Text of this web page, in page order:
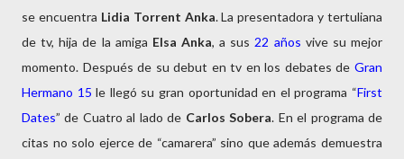
se encuentra Lidia Torrent Anka. La presentadora y tertuliana
de tv, hija de la amiga Elsa Anka, a sus 22 años vive su mejor
momento. Después de su debut en tv en los debates de Gran
Hermano 15 le llegó su gran oportunidad en el programa “First
Dates” de Cuatro al lado de Carlos Sobera. En el programa de
citas no solo ejerce de “camarera” sino que además demuestra